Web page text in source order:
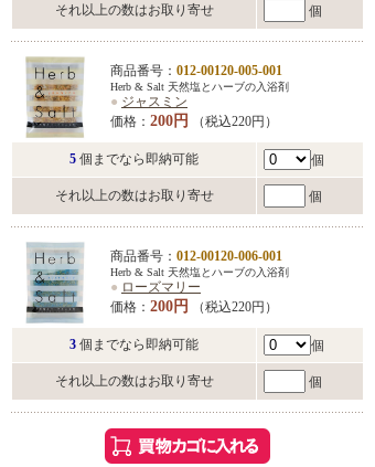
それ以上の数はお取り寄せ 個
商品番号： 012-00120-005-001
Herb & Salt 天然塩とハーブの入浴剤
● ジャスミン
価格： 200円 （税込220円）
5 個までなら即納可能 個
それ以上の数はお取り寄せ 個
商品番号： 012-00120-006-001
Herb & Salt 天然塩とハーブの入浴剤
● ローズマリー
価格： 200円 （税込220円）
3 個までなら即納可能 個
それ以上の数はお取り寄せ 個